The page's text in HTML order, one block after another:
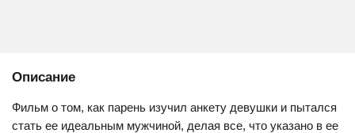
Описание
Фильм о том, как парень изучил анкету девушки и пытался
стать ее идеальным мужчиной, делая все, что указано в ее